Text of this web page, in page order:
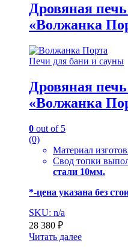
Дровяная
«Волжанка
Печи для бани и сауны
Дровяная
«Волжанка
0 out of 5
(0)
Материал
Свод топки
стали 10мм.
*-цена указана без
SKU: n/a
28 380 ₽
Читать далее